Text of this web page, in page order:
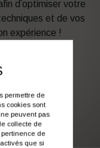
d’optimiser votre
et de vos
expérience !
?
permettre de
cookies sont
peuvent pas
collecte de
de
que si